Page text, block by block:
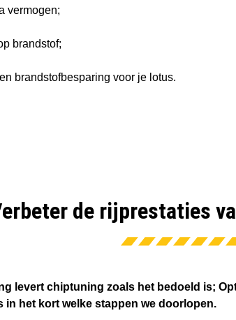
vermogen;
brandstof;
brandstofbesparing voor je lotus.
de rijprestaties
levert chiptuning zoals het bedoeld is;
in het kort welke stappen we doorlopen.